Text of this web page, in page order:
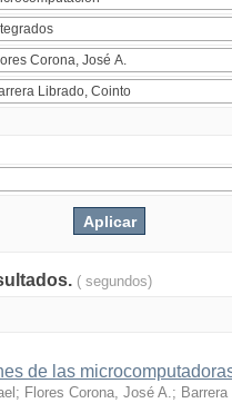
( segundos)
de las
; Flores Corona, José A.;